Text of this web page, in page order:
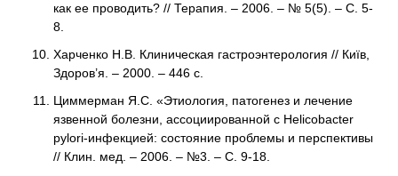
как ее проводить? // Терапия. – 2006. – № 5(5). – С. 5-
8.
Харченко Н.В. Клиническая гастроэнтерология // Київ,
Здоров’я. – 2000. – 446 с.
Циммерман Я.С. «Этиология, патогенез и лечение
язвенной болезни, ассоциированной с Helicobacter
pylori-инфекцией: состояние проблемы и перспективы
// Клин. мед. – 2006. – №3. – С. 9-18.